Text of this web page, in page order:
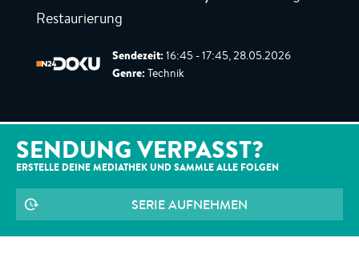
Restaurierung
Sendezeit: 16:45 - 17:45, 28.05.2026
Genre: Technik
SENDUNG VERPASST?
ERSTELLE DEINE MEDIATHEK UND SAMMLE ALLE FOLGEN
SERIE AUFNEHMEN